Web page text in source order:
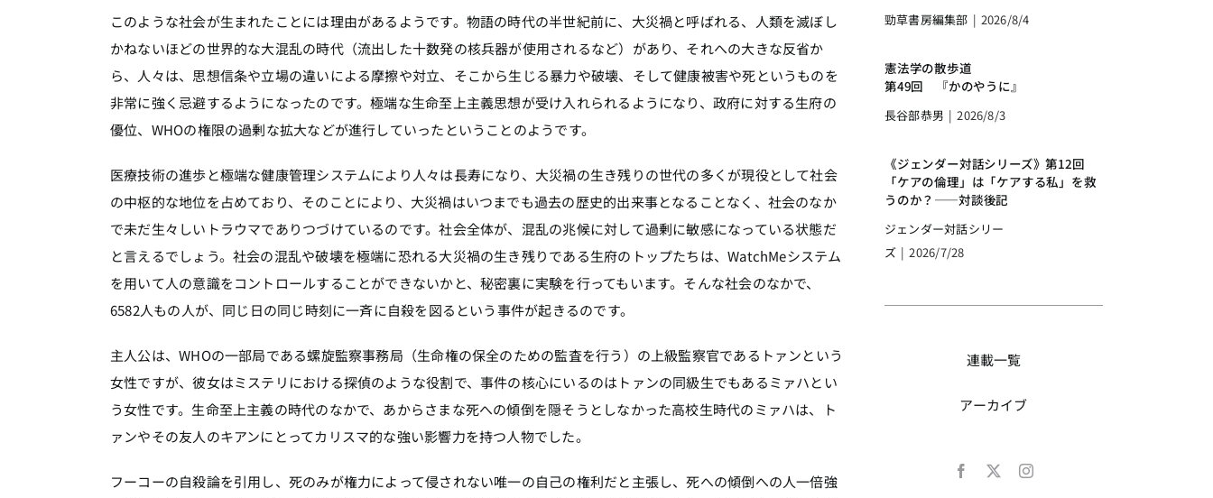
このような社会が生まれたことには理由があるようです。物語の時代の半世紀前に、大災禍と呼ばれる、人類を滅ぼし
かねないほどの世界的な大混乱の時代（流出した十数発の核兵器が使用されるなど）があり、それへの大きな反省か
ら、人々は、思想信条や立場の違いによる摩擦や対立、そこから生じる暴力や破壊、そして健康被害や死というものを
非常に強く忌避するようになったのです。極端な生命至上主義思想が受け入れられるようになり、政府に対する生府の
優位、WHOの権限の過剰な拡大などが進行していったということのようです。
医療技術の進歩と極端な健康管理システムにより人々は長寿になり、大災禍の生き残りの世代の多くが現役として社会
の中枢的な地位を占めており、そのことにより、大災禍はいつまでも過去の歴史的出来事となることなく、社会のなか
で未だ生々しいトラウマでありつづけているのです。社会全体が、混乱の兆候に対して過剰に敏感になっている状態だ
と言えるでしょう。社会の混乱や破壊を極端に恐れる大災禍の生き残りである生府のトップたちは、WatchMeシステム
を用いて人の意識をコントロールすることができないかと、秘密裏に実験を行ってもいます。そんな社会のなかで、
6582人もの人が、同じ日の同じ時刻に一斉に自殺を図るという事件が起きるのです。
主人公は、WHOの一部局である螺旋監察事務局（生命権の保全のための監査を行う）の上級監察官であるトァンという
女性ですが、彼女はミステリにおける探偵のような役割で、事件の核心にいるのはトァンの同級生でもあるミァハとい
う女性です。生命至上主義の時代のなかで、あからさまな死への傾倒を隠そうとしなかった高校生時代のミァハは、ト
ァンやその友人のキアンにとってカリスマ的な強い影響力を持つ人物でした。
フーコーの自殺論を引用し、死のみが権力によって侵されない唯一の自己の権利だと主張し、死への傾倒への人一倍強
勁草書房編集部 | 2026/8/4
憲法学の散歩道
第49回 『かのやうに』
長谷部恭男 | 2026/8/3
《ジェンダー対話シリーズ》第12回
「ケアの倫理」は「ケアする私」を救
うのか？――対談後記
ジェンダー対話シリー
ズ | 2026/7/28
連載一覧
アーカイブ